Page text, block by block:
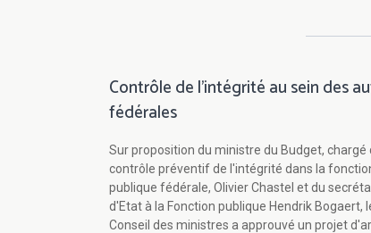
Contrôle de l'intégrité au sein des
fédérales
Sur proposition du ministre du Budget, chargé
contrôle préventif de l'intégrité dans la
publique fédérale, Olivier Chastel et du
d'Etat à la Fonction publique Hendrik Bogaert,
Conseil des ministres a approuvé un projet